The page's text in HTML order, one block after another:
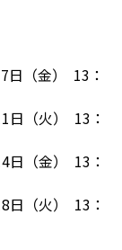
（金） 13：
（火） 13：
（金） 13：
（火） 13：